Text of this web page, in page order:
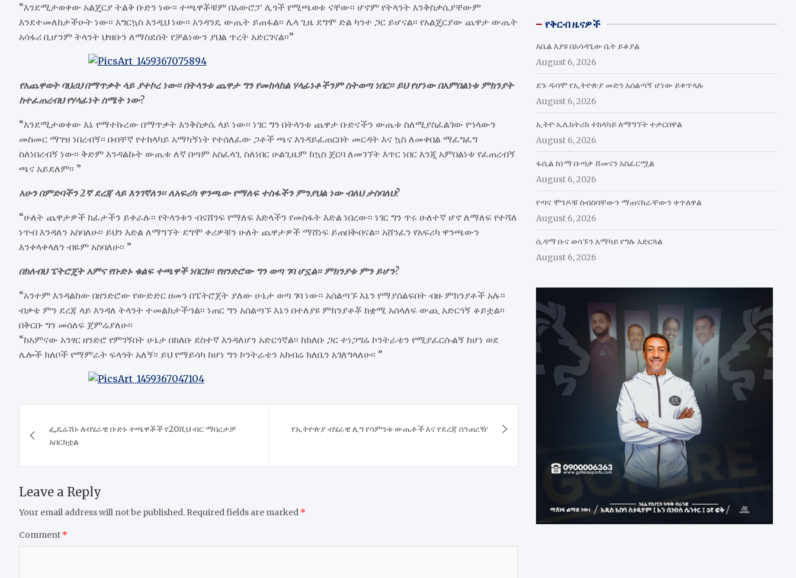
“እንደሚታወቀው አልጄርያ ትልቅ ቡድን ነው፡፡ ተጫዋቾቹም በአውሮፓ ሊጎች የሚጫወቱ ናቸው፡፡ ሆኖም የትላንት እንቅስቃሴያቸውም
እንደተመለከታችሁት ነው፡፡ እግርኳስ እንዲህ ነው፡፡ አንዳንዴ ውጤት ይጠፋል፡፡ ሌላ ጊዜ ደግሞ ድል ካንተ ጋር ይሆናል፡፡ የአልጄርያው ጨዋታ ውጤት
አሳፋሪ ቢሆንም ትላንት ህዝቡን ለማስደሰት የቻልነውን ያህል ጥረት አድርገናል፡፡”
የአጨዋወት ባህሪህ በማጥቃት ላይ ያተኮረ ነው፡፡ በትላንቱ ጨዋታ ግን የመከላከል ሃላፊነቶችንም ስትወጣ ነበር፡፡ ይህ የሆነው በአምበልነቱ ምክንያት
ከተፈጠረብህ የሃላፊነት ስሜት ነው?
“እንደሚታወቀው እኔ የማተኩረው በማጥቃት እንቅስቃሴ ላይ ነው፡፡ ነገር ግን በትላንቱ ጨዋታ ቡድናችን ውጤቱ ስለሚያስፈልገው የኀላውን
መስመር ማገዝ ነበረብኝ፡፡ በብቸኛ የተከላካይ አማካኝነት የተሰለፈው ጋቶች ጫና እንዳይፈጠርበት መርዳት እና ኳስ ለመቀበል ማፈግፈግ
ስለነበረብኝ ነው፡፡ ቅድም እንዳልኩት ውጤቱ ለኛ በጣም አስፈላጊ ስለነበር ሁልጊዜም ከኳስ ጀርባ ለመገኘት እጥር ነበር እንጂ አምበልነቱ የፈጠረብኝ
ጫና አይደለም፡፡ ”
አሁን በምድባችን 2ኛ ደረጃ ላይ እንገኛለን፡፡ ለአፍሪካ ዋንጫው የማለፍ ተስፋችን ምንያህል ነው ብለህ ታስባለህ?
“ሁለት ጨዋታዎች ከፊታችን ይቀራሉ፡፡ የትላንቱን ብናሸንፍ የማለፍ እድላችን የመስፋት እድል ነበረው፡፡ ነገር ግን ጥሩ ሁለተኛ ሆኖ ለማለፍ የተሻለ
ነጥብ እንዳለን አስባለሁ፡፡ ይህን እድል ለማግኘት ደግሞ ቀሪዎቹን ሁለት ጨዋታዎች ማሸነፍ ይጠበቅብናል፡፡ አሸንፈን የአፍሪካ ዋንጫውን
እንቀላቀላለን ብዬም አስባለሁ፡፡ ”
በክለብህ ፔትሮጄት አምና የቡድኑ ቁልፍ ተጫዋች ነበርክ፡፡ የዘንድሮው ግን ወጣ ገባ ሆኗል፡፡ ምክንያቱ ምን ይሆን?
“አንተም እንዳልከው በዘንድሮው የውድድር ዘመን በፔትሮጀት ያለው ሁኔታ ወጣ ገባ ነው፡፡ አሰልጣኙ እኔን የማያሰልፍበት ብዙ ምክንያቶች አሉ፡፡
ብቃቴ ምን ደረጃ ላይ እንዳለ ትላንት ተመልክታችኀል፡፡ ነጠር ግን አሰልጣኙ እኔን በተለያዩ ምክንያቶቾ ከቋሚ አሰላለፍ ውጪ አድርጎኝ ቆይቷል፡፡
በቅርቡ ግን መሰለፍ ጀምሬያለሁ፡፡
“ከአምናው አንፃር ዘንድሮ የምገኝበት ሁኔታ በክለቡ ደስተኛ እንዳለሆን አድርጎኛል፡፡ ከክለቡ ጋር ተነጋግሬ ኮንትራቴን የሚያፈርሱልኝ ከሆነ ወደ
ሌሎች ክለቦች የማምራት ፍላጎት አለኝ፡፡ ይህ የማይሳካ ከሆነ ግን ኮንትራቴን አክብሬ ክለቤን አገለግላለሁ፡፡ ”
navigation
ፌዴሬሽኑ ለብሄራዊ ቡድኑ ተጫዋቾች የ20ሺህ ብር ማበረታቻ
አበርክቷል
የኢትዮጵያ ብሄራዊ ሊግ የሳምንቱ ውጤቶች እና የደረጃ ሰንጠረዥ
Leave a Reply
Your email address will not be published. Required fields are marked *
Comment *
የቅርብ ዜናዎች
አቤል እያዩ በአሳዳጊው ቤት ይቆያል
August 6, 2026
ደጉ ዱባሞ የኢትዮጵያ መድን አሰልጣኝ ሆነው ይቀጥላሉ
August 6, 2026
ኢትዮ ኤሌክትሪክ ተከላካይ ለማግኘት ተቃርበዋል
August 6, 2026
ፋሲል ከነማ ቡጣቃ ሸመናን አስፈርሟል
August 6, 2026
የጣና ሞገዶቹ ስብስባቸውን ማጠናከራቸውን ቀጥለዋል
August 6, 2026
ሲዳማ ቡና ወሳኙን አማካይ የግሉ አድርጓል
August 6, 2026